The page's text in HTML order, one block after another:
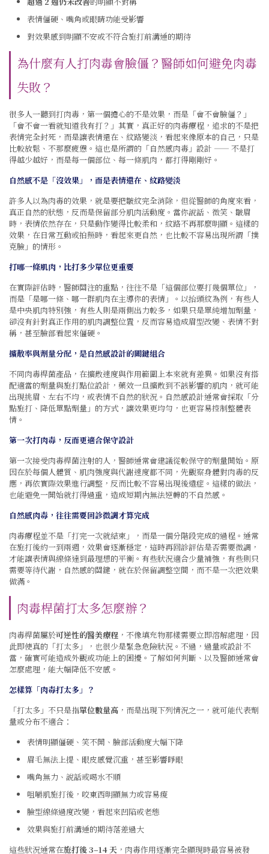
表情僵硬、嘴角或眼睛功能受影響
對效果感到明顯不安或不符合施打前溝通的期待
為什麼有人打肉毒會臉僵？醫師如何避免肉毒
失敗？
很多人一聽到打肉毒，第一個擔心的不是效果，而是「會不會臉僵？」
「會不會一看就知道我有打？」其實，真正好的肉毒療程，追求的不是把
表情完全封死，而是讓表情還在、紋路變淡，看起來像原本的自己，只是
比較放鬆、不那麼疲憊。這也是所謂的「自然感肉毒」設計 —— 不是打
得越少越好，而是每一個部位、每一條肌肉，都打得剛剛好。
自然感不是「沒效果」，而是表情還在、紋路變淡
許多人以為肉毒的效果，就是要把皺紋完全消除，但從醫師的角度來看，
真正自然的狀態，反而是保留部分肌肉活動度。當你說話、微笑、皺眉
時，表情依然存在，只是動作變得比較柔和，紋路不再那麼明顯。這樣的
效果，在日常互動或拍照時，看起來更自然，也比較不容易出現所謂「撲
克臉」的情形。
打哪一條肌肉，比打多少單位更重要
在實際評估時，醫師關注的重點，往往不是「這個部位要打幾個單位」，
而是「是哪一條、哪一群肌肉在主導你的表情」。以抬頭紋為例，有些人
是中央肌肉特別強，有些人則是兩側出力較多，如果只是單純增加劑量，
卻沒有針對真正作用的肌肉調整位置，反而容易造成眉型改變、表情不對
稱，甚至臉部看起來僵硬。
擴散率與劑量分配，是自然感設計的關鍵組合
不同肉毒桿菌產品，在擴散速度與作用範圍上本來就有差異。如果沒有搭
配適當的劑量與施打點位設計，藥效一旦擴散到不該影響的肌肉，就可能
出現挑眉、左右不均，或表情不自然的狀況。自然感設計通常會採取「分
點施打、降低單點劑量」的方式，讓效果更均勻，也更容易控制整體表
情。
第一次打肉毒，反而更適合保守設計
第一次接受肉毒桿菌注射的人，醫師通常會建議從較保守的劑量開始。原
因在於每個人體質、肌肉強度與代謝速度都不同，先觀察身體對肉毒的反
應，再依實際效果進行調整，反而比較不容易出現後遺症。這樣的做法，
也能避免一開始就打得過重，造成短期內無法逆轉的不自然感。
自然感肉毒，往往需要回診微調才算完成
肉毒療程並不是「打完一次就結束」，而是一個分階段完成的過程。通常
在施打後約一到兩週，效果會逐漸穩定，這時再回診評估是否需要微調，
才能讓表情與線條達到最理想的平衡。有些狀況適合少量補強，有些則只
需要等待代謝，自然感的關鍵，就在於保留調整空間，而不是一次把效果
做滿。
肉毒桿菌打太多怎麼辦？
肉毒桿菌屬於可逆性的醫美療程 ，不像填充物那樣需要立即溶解處理，因
此即使真的「打太多」，也很少是緊急危險狀況。不過，過量或設計不
當，確實可能造成外觀或功能上的困擾。了解如何判斷、以及醫師通常會
怎麼處理，能大幅降低不安感。
怎樣算「肉毒打太多」？
「打太多」不只是指單位數量高 ，而是出現下列情況之一，就可能代表劑
量或分布不適合：
表情明顯僵硬、笑不開、臉部活動度大幅下降
眉毛無法上提、眼皮感覺沉重，甚至影響睜眼
嘴角無力、說話或喝水不順
咀嚼肌施打後，咬東西明顯無力或容易痠
臉型線條過度改變，看起來凹陷或老態
效果與施打前溝通的期待落差過大
這些狀況通常在施打後 3–14 天 ，肉毒作用逐漸完全顯現時最容易被發